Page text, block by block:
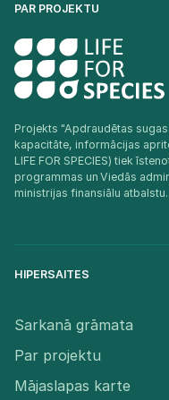
PAR PROJEKTU
Projekts "Apdraudētas
kapacitāte, informācijas
LIFE FOR SPECIES) tiek
programmas un Viedās
ministrijas finansiālu atbalstu.​
HIPERSAITES
Sarkanā grāmata
Par projektu
Mājaslapas karte